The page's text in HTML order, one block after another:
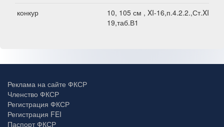
конкур
10, 105 см , XI-16,п.4.2.2.,Ст.XI-
19,таб.В1
Реклама на сайте ФКСР
Членство ФКСР
Регистрация ФКСР
Регистрация FEI
Паспорт ФКСР